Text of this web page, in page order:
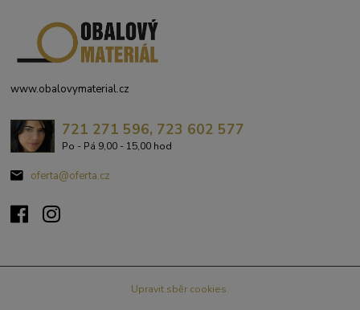
www.obalovymaterial.cz
721 271 596, 723 602 577
Po - Pá 9,00 - 15,00 hod
oferta@oferta.cz
Upravit sběr cookies.